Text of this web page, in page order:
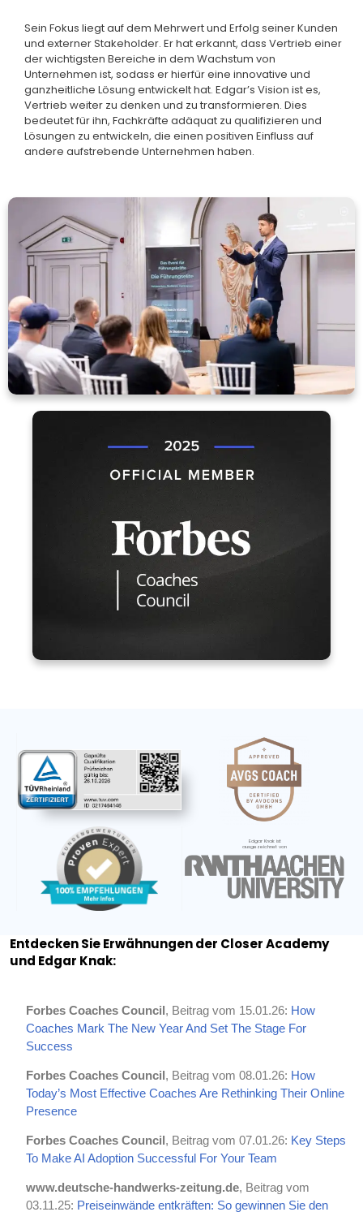
Sein Fokus liegt auf dem Mehrwert und Erfolg seiner Kunden
und externer Stakeholder. Er hat erkannt, dass Vertrieb einer
der wichtigsten Bereiche in dem Wachstum von
Unternehmen ist, sodass er hierfür eine innovative und
ganzheitliche Lösung entwickelt hat. Edgar’s Vision ist es,
Vertrieb weiter zu denken und zu transformieren. Dies
bedeutet für ihn, Fachkräfte adäquat zu qualifizieren und
Lösungen zu entwickeln, die einen positiven Einfluss auf
andere aufstrebende Unternehmen haben.
Edgar Knak ist
ausgezeichnet von
Entdecken Sie Erwähnungen der Closer Academy
und Edgar Knak:
Forbes Coaches Council, Beitrag vom 15.01.26: How
Coaches Mark The New Year And Set The Stage For
Success
Forbes Coaches Council, Beitrag vom 08.01.26: How
Today’s Most Effective Coaches Are Rethinking Their Online
Presence
Forbes Coaches Council, Beitrag vom 07.01.26: Key Steps
To Make AI Adoption Successful For Your Team
www.deutsche-handwerks-zeitung.de, Beitrag vom
03.11.25: Preiseinwände entkräften: So gewinnen Sie den